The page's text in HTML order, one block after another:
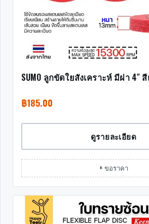
SUMO ลูกขัดใยสังเคราะห์ มีฝา 4″
฿185.00
ดูรายละเอียด
+ ขอราคา